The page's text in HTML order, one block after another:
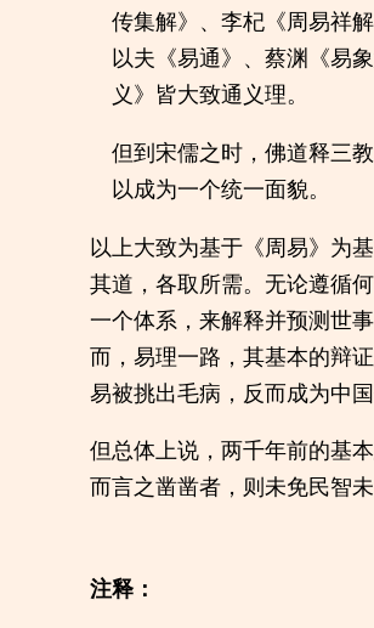
传集解》、李杞《周易祥
以夫《易通》、蔡渊《易
义》皆大致通义理。
但到宋儒之时，佛道释三
以成为一个统一面貌。
以上大致为基于《周易》为
其道，各取所需。无论遵循
一个体系，来解释并预测世
而，易理一路，其基本的辩
易被挑出毛病，反而成为中
但总体上说，两千年前的基
而言之凿凿者，则未免民智
注释：